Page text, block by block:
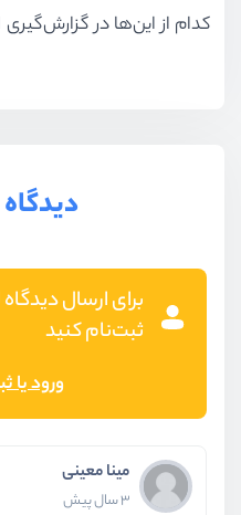
کدام از این‌ها در
برای ارسال
ثبت‌نام کنید
ورود یا
مینا معینی
3 سال پیش